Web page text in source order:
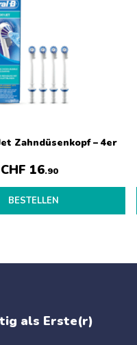
Zahndüsenkopf – 4er
CHF 16.90
BESTELLEN
als Erste(r)